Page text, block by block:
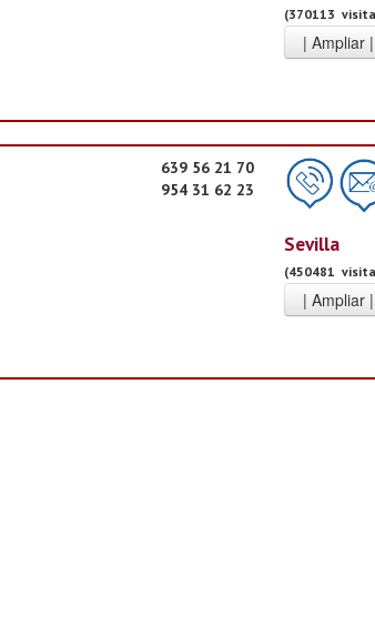
(370113
639 56 21 70
954 31 62 23
Sevilla
(450481